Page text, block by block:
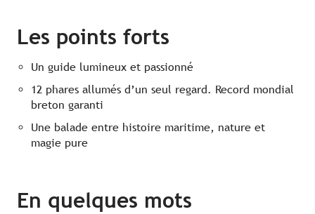
Votre expert
Informations
Contact
Les points forts
Un guide lumineux et passionné
12 phares allumés d’un seul regard. Record mondial
breton garanti
Une balade entre histoire maritime, nature et
magie pure
En quelques mots